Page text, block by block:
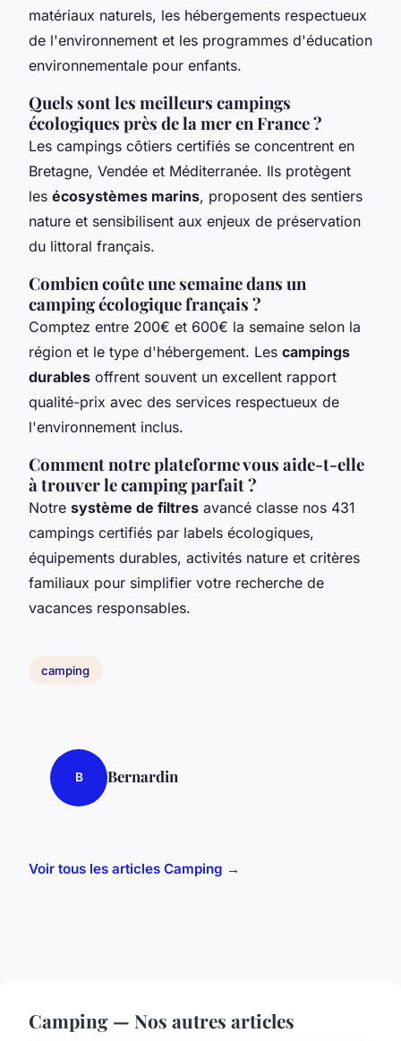
matériaux naturels, les hébergements respectueux
de l'environnement et les programmes d'éducation
environnementale pour enfants.
Quels sont les meilleurs campings
écologiques près de la mer en France ?
Les campings côtiers certifiés se concentrent en
Bretagne, Vendée et Méditerranée. Ils protègent
les écosystèmes marins, proposent des sentiers
nature et sensibilisent aux enjeux de préservation
du littoral français.
Combien coûte une semaine dans un
camping écologique français ?
Comptez entre 200€ et 600€ la semaine selon la
région et le type d'hébergement. Les campings
durables offrent souvent un excellent rapport
qualité-prix avec des services respectueux de
l'environnement inclus.
Comment notre plateforme vous aide-t-elle
à trouver le camping parfait ?
Notre système de filtres avancé classe nos 431
campings certifiés par labels écologiques,
équipements durables, activités nature et critères
familiaux pour simplifier votre recherche de
vacances responsables.
camping
B Bernardin
Voir tous les articles Camping →
Camping — Nos autres articles